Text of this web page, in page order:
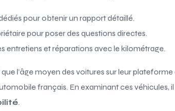
pour obtenir un rapport détaillé.
pour poser des questions directes.
entretiens et réparations avec le kilométrage.
l’âge moyen des voitures sur leur plateforme
français. En examinant ces véhicules, il
.